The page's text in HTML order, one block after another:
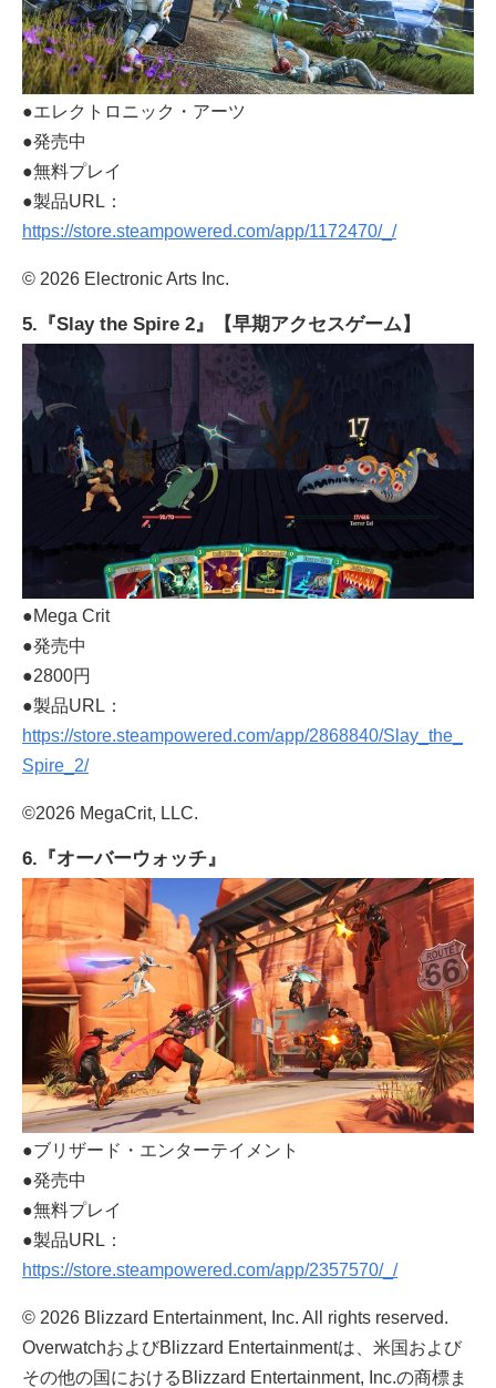
●エレクトロニック・アーツ
●発売中
●無料プレイ
●製品URL：
https://store.steampowered.com/app/1172470/_/
© 2026 Electronic Arts Inc.
5.『Slay the Spire 2』【早期アクセスゲーム】
●Mega Crit
●発売中
●2800円
●製品URL：
https://store.steampowered.com/app/2868840/Slay_the_
Spire_2/
©2026 MegaCrit, LLC.
6.『オーバーウォッチ』
●ブリザード・エンターテイメント
●発売中
●無料プレイ
●製品URL：
https://store.steampowered.com/app/2357570/_/
© 2026 Blizzard Entertainment, Inc. All rights reserved.
OverwatchおよびBlizzard Entertainmentは、米国および
その他の国におけるBlizzard Entertainment, Inc.の商標ま